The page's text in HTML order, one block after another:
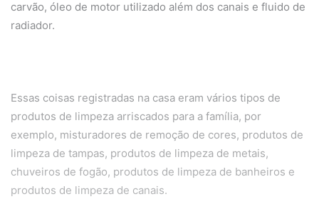
carvão, óleo de motor utilizado além dos canais e fluido de
radiador.
Essas coisas registradas na casa eram vários tipos de
produtos de limpeza arriscados para a família, por
exemplo, misturadores de remoção de cores, produtos de
limpeza de tampas, produtos de limpeza de metais,
chuveiros de fogão, produtos de limpeza de banheiros e
produtos de limpeza de canais.